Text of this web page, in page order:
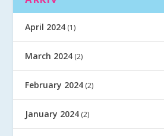
April 2024 (1)
March 2024 (2)
February 2024 (2)
January 2024 (2)